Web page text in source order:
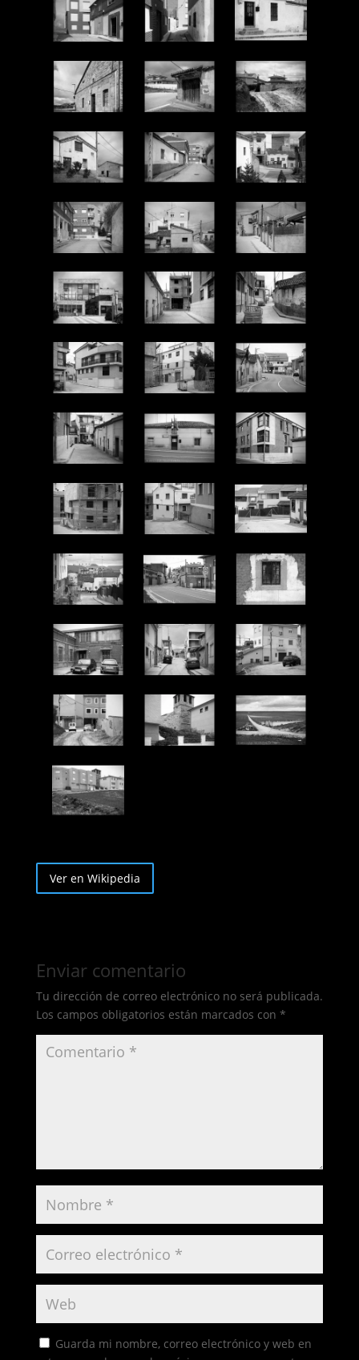
Ver en Wikipedia
Enviar comentario
Tu dirección de correo electrónico no será publicada.
Los campos obligatorios están marcados con *
Guarda mi nombre, correo electrónico y web en